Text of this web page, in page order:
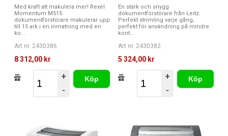
Med kraft att makulera mer! Rexel
Momentum M515
dokumentförstörare makulerar upp
till 15 ark i en inmatning med en
ko...
Art nr. 2430386
8 312,00 kr
+
-
Köp
En stark och snygg
dokumentförstörare från Leitz.
Perfekt strimling varje gång,
perfekt för användning på mindre
kont...
Art nr. 2430382
5 324,00 kr
+
-
Köp